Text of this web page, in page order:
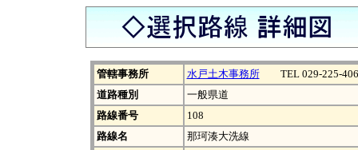
管轄事務所 水戸土木事務所TEL 029-225-
道路種別
一般県道
路線番号
108
路線名
那珂湊大洗線